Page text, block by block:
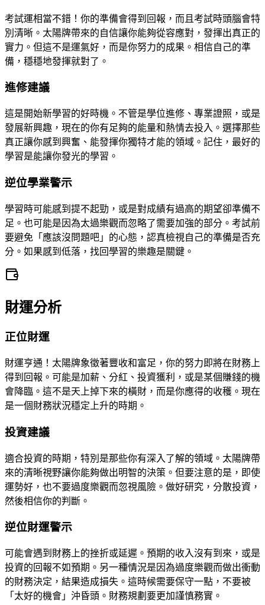
考試運相當不錯！你的準備會得到回報，而且考試時頭腦會特
別清晰。太陽牌帶來的自信讓你能夠從容應對，發揮出真正的
實力。但這不是運氣好，而是你努力的成果。相信自己的準
備，穩穩地發揮就對了。
進修建議
這是開始新學習的好時機。不管是學位進修、專業證照，或是
發展新興趣，現在的你有足夠的能量和熱情去投入。選擇那些
真正讓你感到興奮、能發揮你獨特才能的領域。記住，最好的
學習是能讓你發光的學習。
逆位學業警示
學習時可能感到提不起勁，或是對成績有過高的期望卻準備不
足。也可能是因為太過樂觀而忽略了需要加強的部分。考試前
要避免「應該沒問題吧」的心態，認真檢視自己的準備是否充
分。如果感到低落，找回學習的樂趣是關鍵。
財運分析
正位財運
財運亨通！太陽牌象徵著豐收和富足，你的努力即將在財務上
得到回報。可能是加薪、分紅、投資獲利，或是某個賺錢的機
會降臨。這不是天上掉下來的橫財，而是你應得的收穫。現在
是一個財務狀況穩定上升的時期。
投資建議
適合投資的時期，特別是那些你有深入了解的領域。太陽牌帶
來的清晰視野讓你能夠做出明智的決策。但要注意的是，即使
運勢好，也不要過度樂觀而忽視風險。做好研究，分散投資，
然後相信你的判斷。
逆位財運警示
可能會遇到財務上的挫折或延遲。預期的收入沒有到來，或是
投資的回報不如預期。另一種情況是因為過度樂觀而做出衝動
的財務決定，結果造成損失。這時候需要保守一點，不要被
「太好的機會」沖昏頭。財務規劃要更加謹慎務實。